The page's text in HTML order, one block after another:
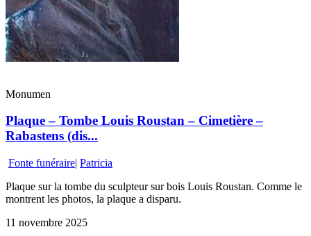
Monumen
Plaque – Tombe Louis Roustan – Cimetière –
Rabastens (dis...
Fonte funéraire| Patricia
Plaque sur la tombe du sculpteur sur bois Louis Roustan. Comme le
montrent les photos, la plaque a disparu.
11 novembre 2025